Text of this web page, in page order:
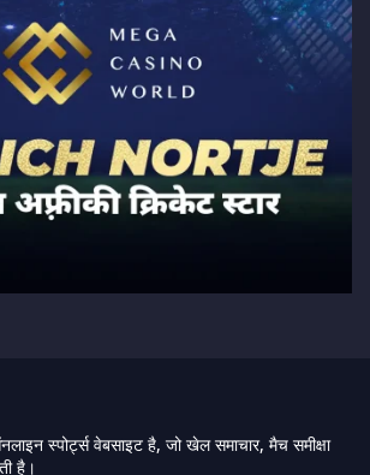
स्पोर्ट्स वेबसाइट है, जो खेल समाचार, मैच समीक्षा
है।